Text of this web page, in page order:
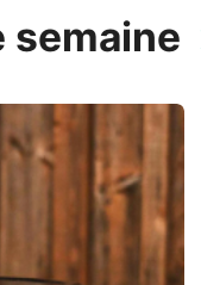
semaine